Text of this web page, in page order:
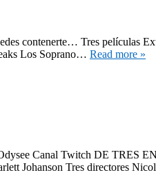
contenerte… Tres películas
Los Soprano… Read more »
Canal Twitch DE TRES
Johanson Tres directores